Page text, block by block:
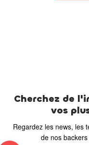
Cherchez de
vos
Regardez les news, les
de nos